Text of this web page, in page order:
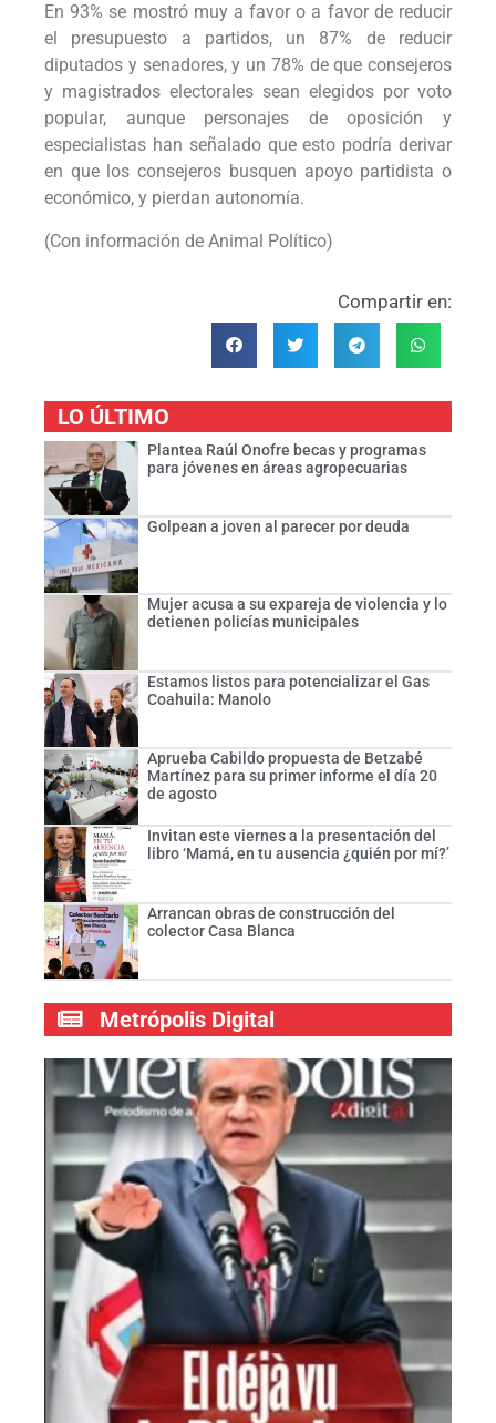
En 93% se mostró muy a favor o a favor de reducir
el presupuesto a partidos, un 87% de reducir
diputados y senadores, y un 78% de que consejeros
y magistrados electorales sean elegidos por voto
popular, aunque personajes de oposición y
especialistas han señalado que esto podría derivar
en que los consejeros busquen apoyo partidista o
económico, y pierdan autonomía.
(Con información de Animal Político)
Compartir en:
LO ÚLTIMO
Plantea Raúl Onofre becas y programas
para jóvenes en áreas agropecuarias
Golpean a joven al parecer por deuda
Mujer acusa a su expareja de violencia y lo
detienen policías municipales
Estamos listos para potencializar el Gas
Coahuila: Manolo
Aprueba Cabildo propuesta de Betzabé
Martínez para su primer informe el día 20
de agosto
Invitan este viernes a la presentación del
libro ‘Mamá, en tu ausencia ¿quién por mí?’
Arrancan obras de construcción del
colector Casa Blanca
Metrópolis Digital